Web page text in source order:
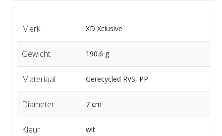
Merk XD Xclusive
Gewicht 190.6 g
Materiaal Gerecycled RVS, PP
Diameter 7 cm
Kleur wit